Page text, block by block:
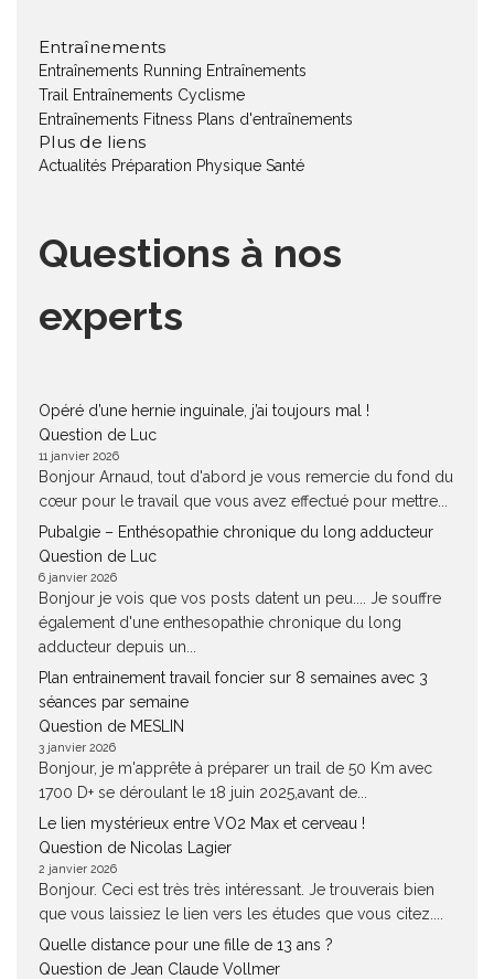
Entraînements
Entraînements Running Entraînements
Trail
Entraînements Cyclisme
Entraînements Fitness Plans d'entraînements
Plus de liens
Actualités Préparation Physique Santé
Questions à nos
experts
Opéré d’une hernie inguinale, j’ai toujours mal !
Question de Luc
11 janvier 2026
Bonjour Arnaud, tout d'abord je vous remercie du fond du
cœur pour le travail que vous avez effectué pour mettre...
Pubalgie – Enthésopathie chronique du long adducteur
Question de Luc
6 janvier 2026
Bonjour je vois que vos posts datent un peu.... Je souffre
également d'une enthesopathie chronique du long
adducteur depuis un...
Plan entrainement travail foncier sur 8 semaines avec 3
séances par semaine
Question de MESLIN
3 janvier 2026
Bonjour, je m'apprête à préparer un trail de 50 Km avec
1700 D+ se déroulant le 18 juin 2025,avant de...
Le lien mystérieux entre VO2 Max et cerveau !
Question de Nicolas Lagier
2 janvier 2026
Bonjour. Ceci est très très intéressant. Je trouverais bien
que vous laissiez le lien vers les études que vous citez....
Quelle distance pour une fille de 13 ans ?
Question de Jean Claude Vollmer